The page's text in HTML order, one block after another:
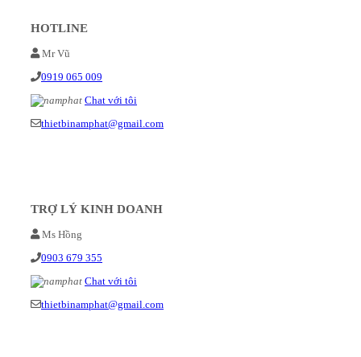
HOTLINE
Mr Vũ
0919 065 009
Chat với tôi
thietbinamphat@gmail.com
TRỢ LÝ KINH DOANH
Ms Hồng
0903 679 355
Chat với tôi
thietbinamphat@gmail.com